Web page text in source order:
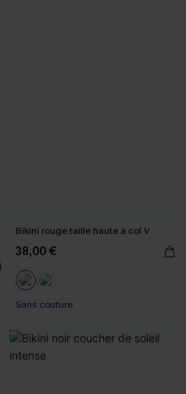
Bikini rouge taille haute à col V
38,00 €
Sans couture